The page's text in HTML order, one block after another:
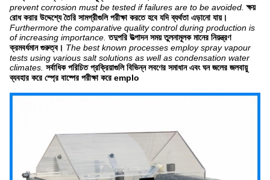
prevent corrosion must be tested if failures are to be avoided. ক্ষয়
রোধ করার উদ্দেশ্যে তৈরি সামগ্রীগুলি পরীক্ষা করতে হবে যদি ব্যর্থতা এড়ানো যায়।
Furthermore the comparative quality control during production is
of increasing importance. তদুপরি উত্পাদন সময় তুলনামূলক মানের নিয়ন্ত্রণ
ক্রমবর্ধমান গুরুত্ব। The best known processes employ spray vapour
tests using various salt solutions as well as condensation water
climates. সর্বাধিক পরিচিত প্রক্রিয়াগুলি বিভিন্ন লবণের সমাধান এবং ঘন জলের জলবায়ু
ব্যবহার করে স্প্রে বাষ্পের পরীক্ষা করে emplo